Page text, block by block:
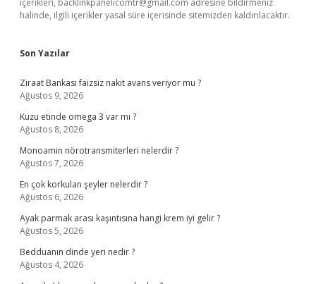
içerikleri, backlinkpanelicomtr@gmail.com adresine bildirmeniz
halinde, ilgili içerikler yasal süre içerisinde sitemizden kaldırılacaktır.
Son Yazılar
Ziraat Bankası faizsiz nakit avans veriyor mu ?
Ağustos 9, 2026
Kuzu etinde omega 3 var mı ?
Ağustos 8, 2026
Monoamin nörotransmiterleri nelerdir ?
Ağustos 7, 2026
En çok korkulan şeyler nelerdir ?
Ağustos 6, 2026
Ayak parmak arası kaşıntısına hangi krem iyi gelir ?
Ağustos 5, 2026
Bedduanın dinde yeri nedir ?
Ağustos 4, 2026